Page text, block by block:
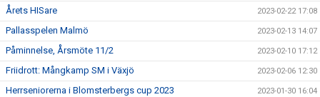
Årets HISare 2023-02-22 17:08
Pallasspelen Malmö 2023-02-13 14:07
Påminnelse, Årsmöte 11/2 2023-02-10 17:12
Friidrott: Mångkamp SM i Växjö 2023-02-06 12:30
Herrseniorerna i Blomsterbergs cup 2023 2023-01-30 16:04